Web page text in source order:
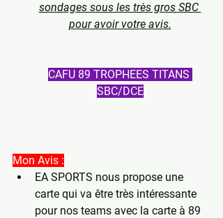
sondages sous les très gros SBC
pour avoir votre avis.
CAFU 89 TROPHEES TITANS
SBC/DCE
Mon Avis :
EA SPORTS nous propose une
carte qui va être très intéressante
pour nos teams avec la carte à 89